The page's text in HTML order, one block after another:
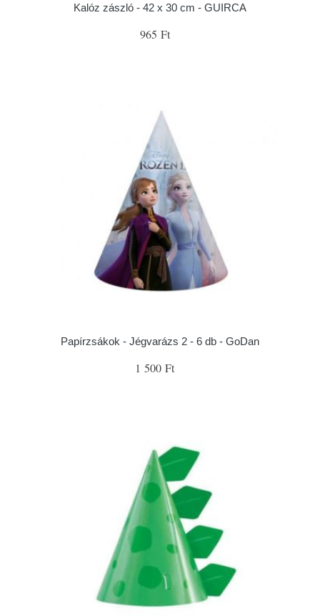
Kalóz zászló - 42 x 30 cm - GUIRCA
965 Ft
Papírzsákok - Jégvarázs 2 - 6 db - GoDan
1 500 Ft